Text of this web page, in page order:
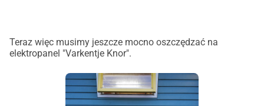
Krowa Kiekeboe Za pomocą obrotowych kostek i
pytania i odpowiedzi mogą być dobrze prezentowane na
Teraz więc musimy jeszcze mocno oszczędzać na
elektropanel "Varkentje Knor".